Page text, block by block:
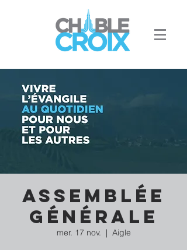
Assemblée
générale
mer. 17 nov.
  |
Aigle